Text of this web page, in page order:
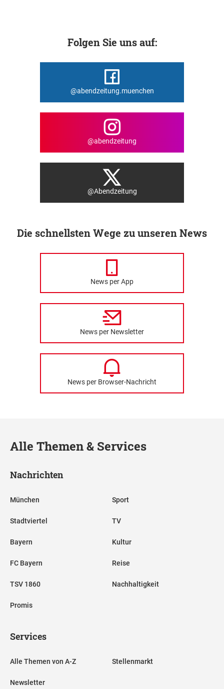
Folgen Sie uns auf:
@abendzeitung.muenchen
@abendzeitung
@Abendzeitung
Die schnellsten Wege zu unseren News
News per App
News per Newsletter
News per Browser-Nachricht
Alle Themen & Services
Nachrichten
München
Stadtviertel
Bayern
FC Bayern
TSV 1860
Promis
Sport
TV
Kultur
Reise
Nachhaltigkeit
Services
Alle Themen von A-Z
Newsletter
Stellenmarkt